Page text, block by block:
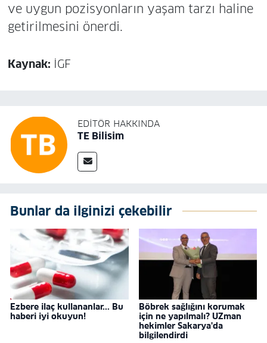
ve uygun pozisyonların yaşam tarzı haline
getirilmesini önerdi.
Kaynak: İGF
EDITÖR HAKKINDA
TE Bilisim
Bunlar da ilginizi çekebilir
Ezbere ilaç kullananlar... Bu
haberi iyi okuyun!
Böbrek sağlığını korumak
için ne yapılmalı? UZman
hekimler Sakarya'da
bilgilendirdi